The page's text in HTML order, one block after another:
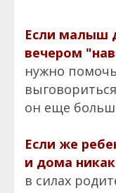
Если малыш
вечером
нужно
он еще
Если же
и дома
в силах